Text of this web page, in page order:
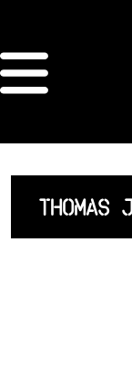
ORDRE
LISTE
THOMAS